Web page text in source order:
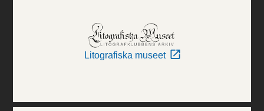
Litografiska museet